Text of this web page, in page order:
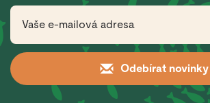
Odebírat novinky